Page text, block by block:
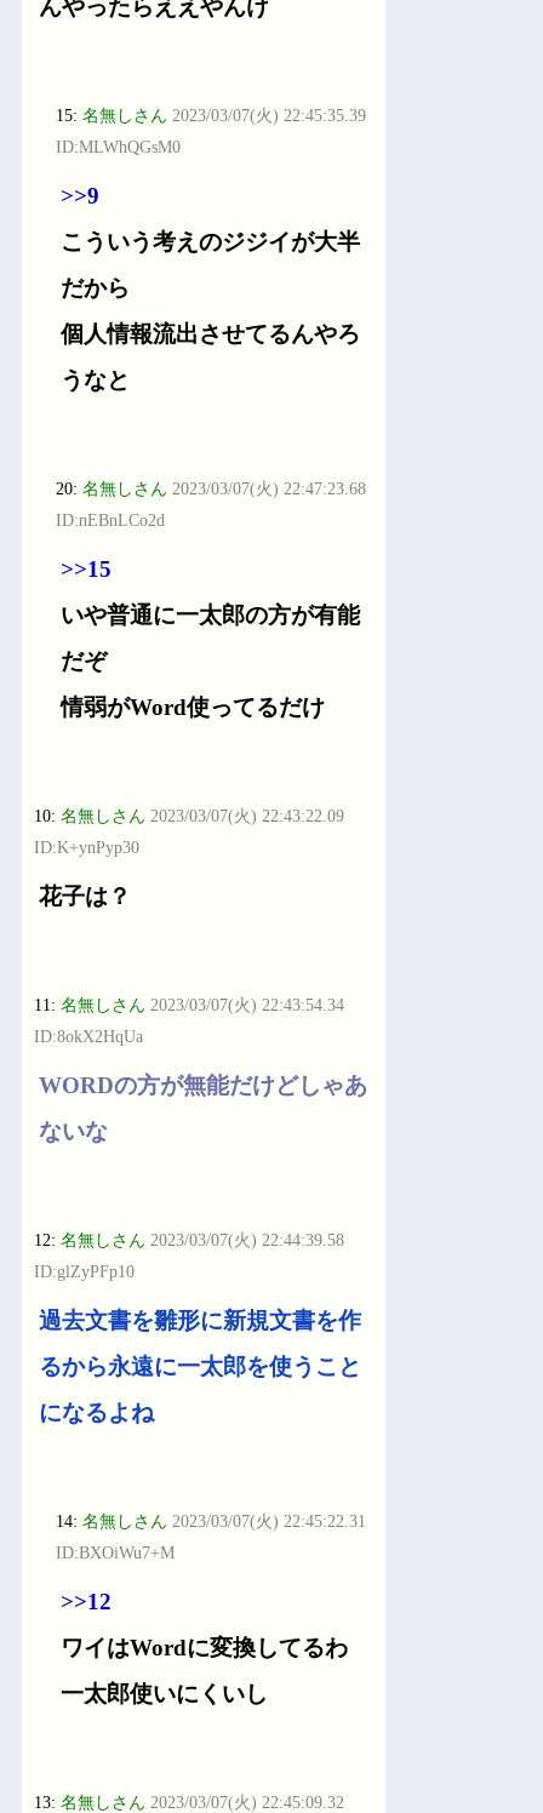
んやったらええやんけ
15:名無しさん 2023/03/07(火) 22:45:35.39
ID:MLWhQGsM0
>>9
こういう考えのジジイが大半
だから
個人情報流出させてるんやろ
うなと
20:名無しさん 2023/03/07(火) 22:47:23.68
ID:nEBnLCo2d
>>15
いや普通に一太郎の方が有能
だぞ
情弱がWord使ってるだけ
10:名無しさん 2023/03/07(火) 22:43:22.09
ID:K+ynPyp30
花子は？
11:名無しさん 2023/03/07(火) 22:43:54.34
ID:8okX2HqUa
WORDの方が無能だけどしゃあ
ないな
12:名無しさん 2023/03/07(火) 22:44:39.58
ID:glZyPFp10
過去文書を雛形に新規文書を作
るから永遠に一太郎を使うこと
になるよね
14:名無しさん 2023/03/07(火) 22:45:22.31
ID:BXOiWu7+M
>>12
ワイはWordに変換してるわ
一太郎使いにくいし
13:名無しさん 2023/03/07(火) 22:45:09.32